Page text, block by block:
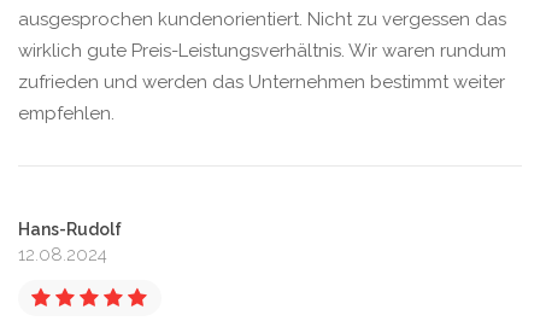
ausgesprochen kundenorientiert. Nicht zu vergessen das
wirklich gute Preis-Leistungsverhältnis. Wir waren rundum
zufrieden und werden das Unternehmen bestimmt weiter
empfehlen.
Hans-Rudolf
12.08.2024